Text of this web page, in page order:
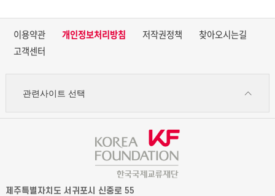
이용약관 개인정보처리방침 저작권정책
찾아오시는길
고객센터
관련사이트 선택
제주특별자치도 서귀포시 신중로 55